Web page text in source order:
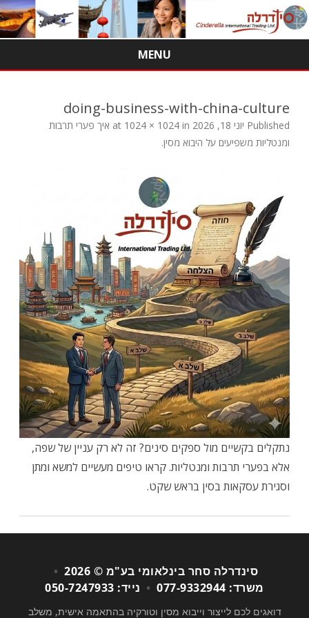
MENU
doing-business-with-china-culture
Published יוני 18, 2026 1024 × 1024 in
איך פערי תרבות
ומנטליות משפיעים על היבוא מסין.
נתקלים בקשיים מול ספקים סינים? זה לא רק עניין של שפה,
אלא בפערי תרבות ומנטליות. קראו טיפים מעשיים למשא ומתן
וסגירת עסקאות בסין בראש שקט.
סינדרלה סחר בינלאומי בע"מ © 2026
•
משרד: 077-9332944
• נייד: 050-7247933
דואגים לכם לייצור וייבוא מסין וטורקיה בהתאמה אישית, משלב